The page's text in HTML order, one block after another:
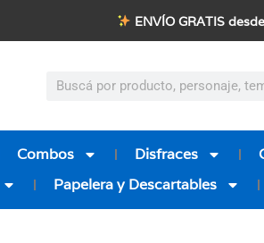
ENVÍO GRATIS
Combos Disfraces
Papelera y Descartables